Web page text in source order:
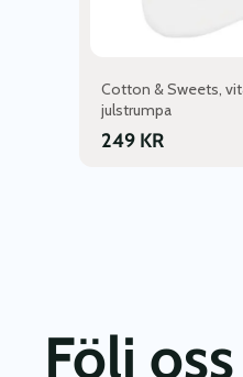
Cotton & Sweets,
julstrumpa
249 KR
Följ